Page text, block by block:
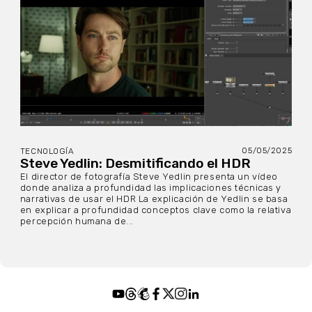
TECNOLOGÍA 05/05/2025
Steve Yedlin: Desmitificando el HDR
El director de fotografía Steve Yedlin presenta un vídeo
donde analiza a profundidad las implicaciones técnicas y
narrativas de usar el HDR La explicación de Yedlin se basa
en explicar a profundidad conceptos clave como la relativa
percepción humana de...